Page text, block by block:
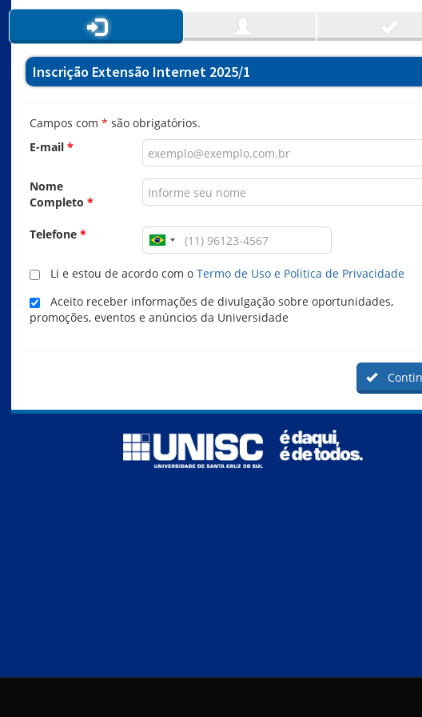
Inscrição Extensão Internet 2025/1
Campos com * são obrigatórios.
E-mail *
Nome
Completo *
Telefone *
Li e estou de acordo com o Termo de Uso e Politica de Privacidade
Aceito receber informações de divulgação sobre oportunidades,
promoções, eventos e anúncios da Universidade